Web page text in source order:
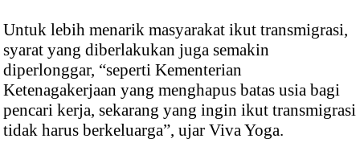
Untuk lebih menarik masyarakat ikut transmigrasi,
syarat yang diberlakukan juga semakin
diperlonggar, “seperti Kementerian
Ketenagakerjaan yang menghapus batas usia bagi
pencari kerja, sekarang yang ingin ikut transmigrasi
tidak harus berkeluarga”, ujar Viva Yoga.